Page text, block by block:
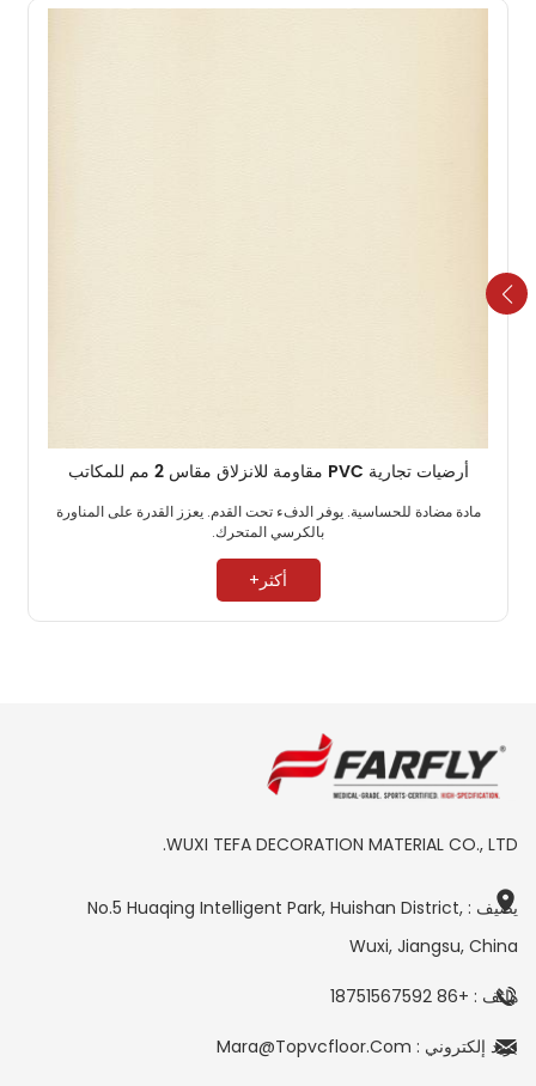
أرضيات تجارية PVC مقاومة للانزلاق مقاس 2 مم للمكاتب
مادة مضادة للحساسية. يوفر الدفء تحت القدم. يعزز القدرة على المناورة
بالكرسي المتحرك. ​
أكثر+
WUXI TEFA DECORATION MATERIAL CO., LTD.
يضيف : No.5 Huaqing Intelligent Park, Huishan District,
Wuxi, Jiangsu, China
هاتف : +86 18751567592
بريد إلكتروني : Mara@topvcfloor.com